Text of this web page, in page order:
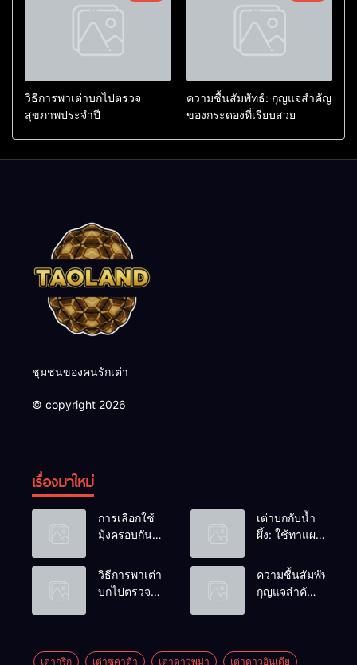
วิธีการพาเต่าบกไปตรวจ
สุขภาพประจำปี
ความชื้นสัมพัทธ์: กุญแจสำคัญ
ของกระดองที่เรียบสวย
ชุมชนของคนรักเต่า
© copyright 2026
เรื่องมาใหม่
การเลือกใช้
มุ้งครอบกัน
วางไข่ในคอก
เต่า
เต่าบกกับน้ำ
ผึ้ง: ใช้ทาแผล
ดื่มได้ไหม?
วิธีการพาเต่า
บกไปตรวจ
ความชื้นสัมพัทธ์:
กุญแจสำคัญ
เต่ากรีก เต่าซูคาต้า เต่าดาวพม่า เต่าดาวอินเดีย